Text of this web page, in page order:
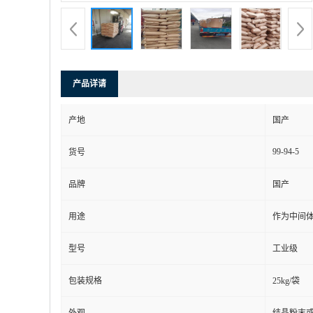
产品详请
产地 国产
货号 99-94-5
品牌 国产
用途 作为中间
型号 工业级
包装规格 25kg/袋